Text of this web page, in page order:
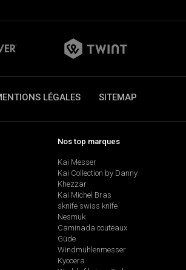
LÉGALES SITEMAP
Nos top marques
Kai Messer
Kai Collection by Danny
Khezzar
Kai Michel Bras
sknife swiss knife
Nesmuk
Caminada couteaux
Güde
Windmühlenmesser
Kyocera